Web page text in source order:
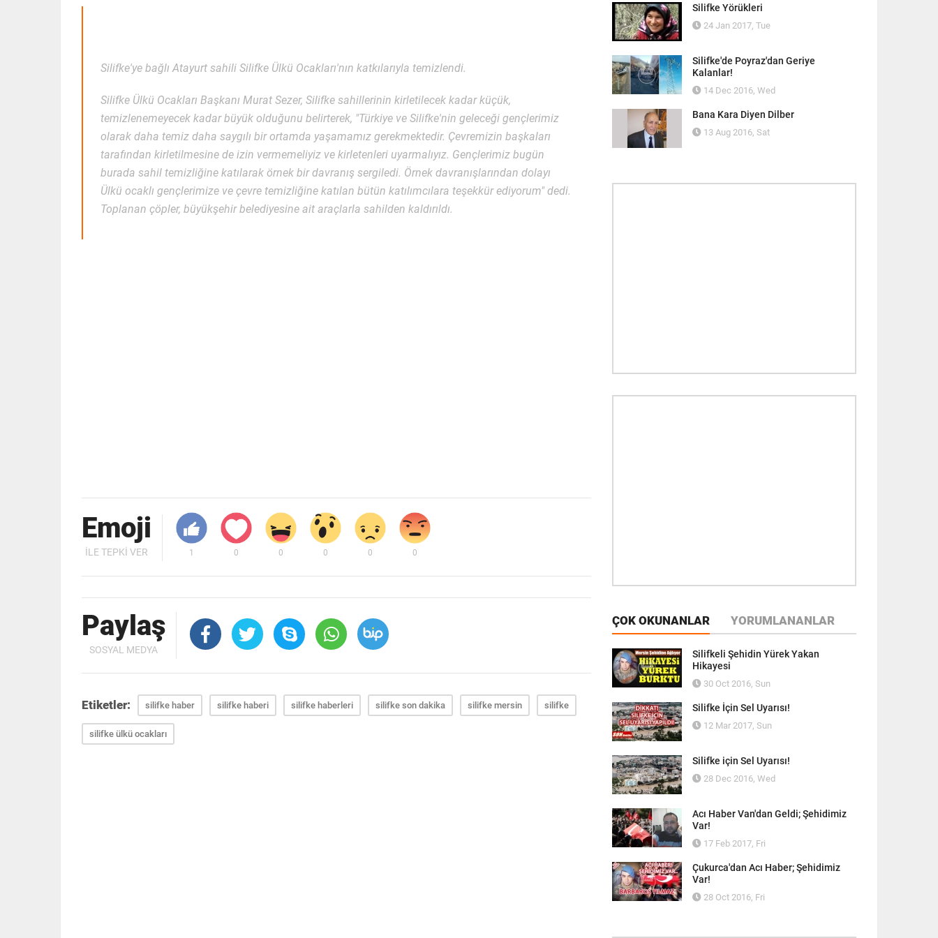
Silifke'ye bağlı Atayurt sahili Silifke Ülkü Ocakları'nın katkılarıyla temizlendi.
Silifke Ülkü Ocakları Başkanı Murat Sezer, Silifke sahillerinin kirletilecek kadar küçük,
temizlenemeyecek kadar büyük olduğunu belirterek, "Türkiye ve Silifke'nin geleceği gençlerimiz
olarak daha temiz daha saygılı bir ortamda yaşamamız gerekmektedir. Çevremizin başkaları
tarafından kirletilmesine de izin vermemeliyiz ve kirletenleri uyarmalıyız. Gençlerimiz bugün
burada sahil temizliğine katılarak örnek bir davranış sergiledi. Örnek davranışlarından dolayı
Ülkü ocaklı gençlerimize ve çevre temizliğine katılan bütün katılımcılara teşekkür ediyorum" dedi.
Toplanan çöpler, büyükşehir belediyesine ait araçlarla sahilden kaldırıldı.
Emoji
İLE TEPKI VER 1 0 0 0 0 0
Paylaş
SOSYAL MEDYA
Etiketler: silifke haber silifke haberi silifke haberleri silifke son dakika silifke mersin silifke
silifke ülkü ocakları
Silifke Yörükleri
24 Jan 2017, Tue
Silifke'de Poyraz'dan Geriye
Kalanlar!
14 Dec 2016, Wed
Bana Kara Diyen Dilber
13 Aug 2016, Sat
ÇOK OKUNANLAR YORUMLANANLAR
Silifkeli Şehidin Yürek Yakan
Hikayesi
30 Oct 2016, Sun
Silifke İçin Sel Uyarısı!
12 Mar 2017, Sun
Silifke için Sel Uyarısı!
28 Dec 2016, Wed
Acı Haber Van'dan Geldi; Şehidimiz
Var!
17 Feb 2017, Fri
Çukurca'dan Acı Haber; Şehidimiz
Var!
28 Oct 2016, Fri